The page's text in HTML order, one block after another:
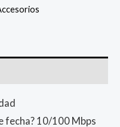
fecha? 10/100 Mbps